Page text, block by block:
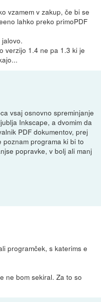
vzamem v zakup, če bi se
lahko preko primoPDF
verzijo 1.4 ne pa 1.3 ki je
vsaj osnovno spreminjanje
Inkscape, a dvomim da
PDF dokumentov, prej
programa ki bi to
popravke, v bolj ali manj
programček, s katerims e
ne bom sekiral. Za to so